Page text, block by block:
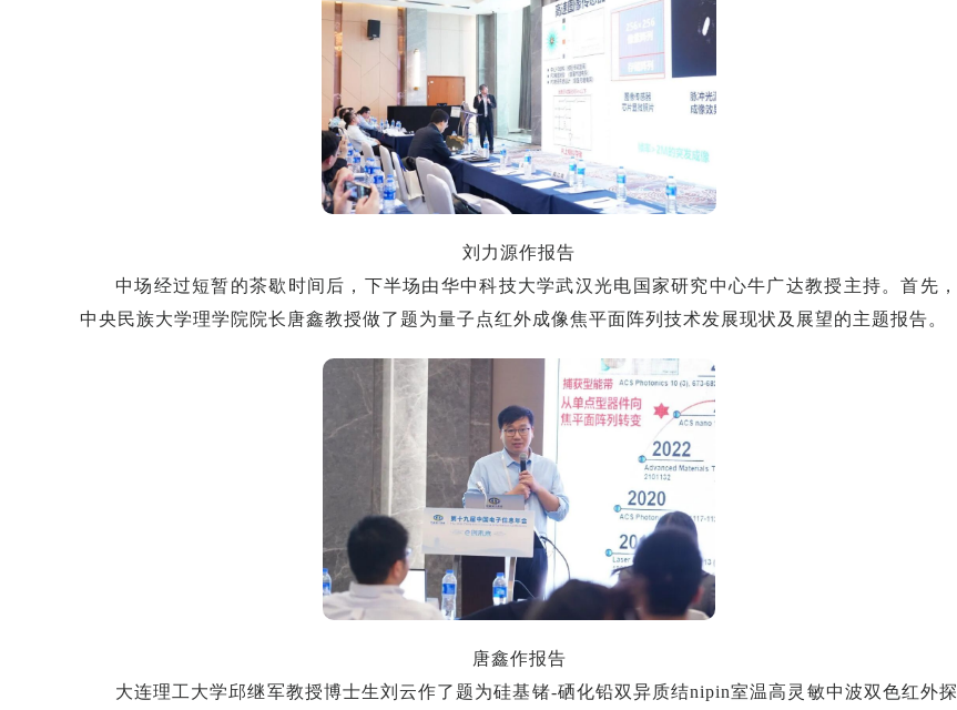
刘力源作报告
中场经过短暂的茶歇时间后，下半场由华中科技大学武汉光电国家研究中心牛广达教授主持。首先，
中央民族大学理学院院长唐鑫教授做了题为量子点红外成像焦平面阵列技术发展现状及展望的主题报告。
唐鑫作报告
大连理工大学邱继军教授博士生刘云作了题为硅基锗-硒化铅双异质结nipin室温高灵敏中波双色红外探